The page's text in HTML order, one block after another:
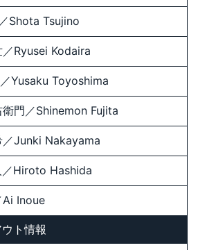
Shota Tsujino
Ryusei Kodaira
Yusaku Toyoshima
門／Shinemon Fujita
／Junki Nakayama
／Hiroto Hashida
Ai Inoue
ト情報